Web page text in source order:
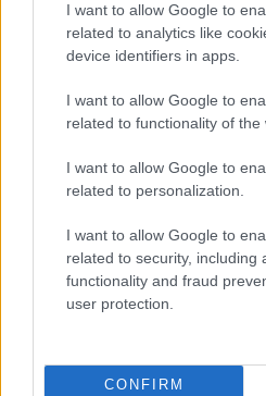
I want to allow Google to
related to analytics like
device identifiers in apps.
I want to allow Google to
related to functionality of the
I want to allow Google to
related to personalization.
I want to allow Google to
related to security, including
functionality and fraud
user protection.
CONFIRM
NÉPSZERŰ